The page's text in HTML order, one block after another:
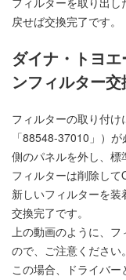
戻せば交換完了です。
ダイナ・トヨ
ンフィルター
フィルターの取り付
「88548-37010」）
側のパネルを外し、標
フィルターは削除して
新しいフィルターを装
交換完了です。
上の動画のように、
ので、ご注意ください。
この場合、ドライバ